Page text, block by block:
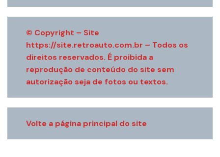
© Copyright – Site
https://site.retroauto.com.br – Todos os
direitos reservados. É proibida a
reprodução de conteúdo do site sem
autorização seja de fotos ou textos.
Volte a página principal do site